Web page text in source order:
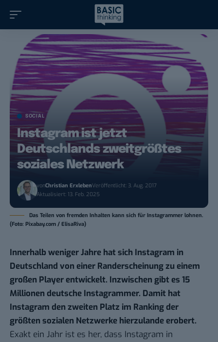
SOCIAL
Instagram ist jetzt
Deutschlands zweitgrößtes
soziales Netzwerk
vonChristian ErxlebenVeröffentlicht: 3. Aug. 2017
Aktualisiert: 13. Feb. 2025
Das Teilen von fremden Inhalten kann sich für Instagrammer lohnen.
(Foto: Pixabay.com / ElisaRiva)
Innerhalb weniger Jahre hat sich Instagram in
Deutschland von einer Randerscheinung zu einem
großen Player entwickelt. Inzwischen gibt es 15
Millionen deutsche Instagrammer. Damit hat
Instagram den zweiten Platz im Ranking der
größten sozialen Netzwerke hierzulande erobert.
Exakt ein Jahr ist es her, dass Instagram in